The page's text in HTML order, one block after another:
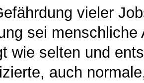
vieler
sei
wie selten und
auch